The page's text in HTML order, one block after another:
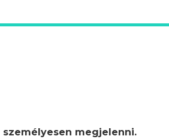
megjelenni.